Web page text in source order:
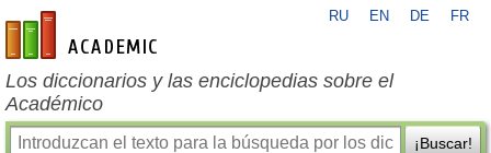
es-academic.com
RU EN DE FR
Los diccionarios y las enciclopedias sobre el
Académico
¡Buscar!